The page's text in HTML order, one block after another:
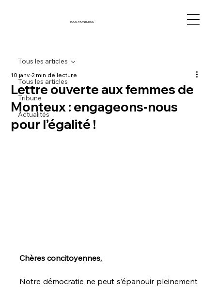
TOUS MONTILIENS
Tous les articles
Tribune
Actualités
Tous les articles
Lettre ouverte aux femmes de
Monteux : engageons-nous
pour l’égalité !
10 janv.2 min de lecture
Chères concitoyennes,
Notre démocratie ne peut s’épanouir pleinement